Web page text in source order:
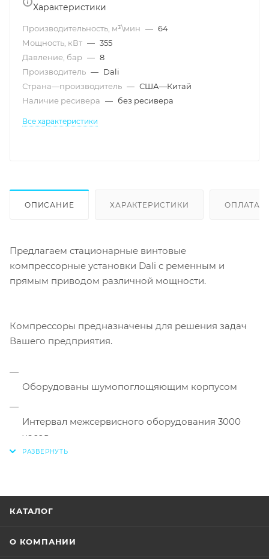
Характеристики
Производительность, м³\мин — 64
Мощность, кВт — 355
Давление, бар — 8
Производитель — Dali
Страна—производитель — США—Китай
Наличие ресивера — без ресивера
Все характеристики
ОПИСАНИЕ ХАРАКТЕРИСТИКИ ОПЛАТА
Предлагаем стационарные винтовые
компрессорные установки Dali с ременным и
прямым приводом различной мощности.
Компрессоры предназначены для решения задач
Вашего предприятия.
Оборудованы шумопоглощяющим корпусом
Интервал межсервисного оборудования 3000
часов
Автоматическая система управления и контроля
КАТАЛОГ
О КОМПАНИИ